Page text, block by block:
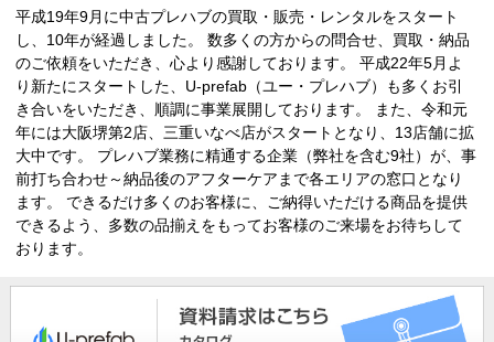
平成19年9月に中古プレハブの買取・販売・レンタルをスタート
し、10年が経過しました。 数多くの方からの問合せ、買取・納品
のご依頼をいただき、心より感謝しております。 平成22年5月よ
り新たにスタートした、U-prefab（ユー・プレハブ）も多くお引
き合いをいただき、順調に事業展開しております。 また、令和元
年には大阪堺第2店、三重いなべ店がスタートとなり、13店舗に拡
大中です。 プレハブ業務に精通する企業（弊社を含む9社）が、事
前打ち合わせ～納品後のアフターケアまで各エリアの窓口となり
ます。 できるだけ多くのお客様に、ご納得いただける商品を提供
できるよう、多数の品揃えをもってお客様のご来場をお待ちして
おります。